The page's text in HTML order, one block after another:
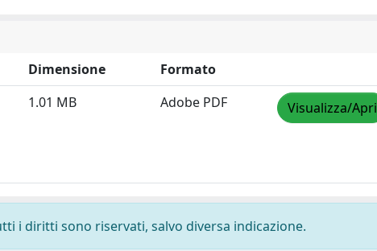
Dimensione
Formato
1.01 MB Adobe PDF Visualizza/Apri
i diritti sono riservati, salvo diversa indicazione.